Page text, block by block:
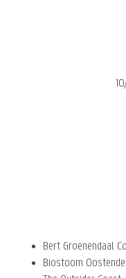
Bert Groenendaal
Biostoom Oostende